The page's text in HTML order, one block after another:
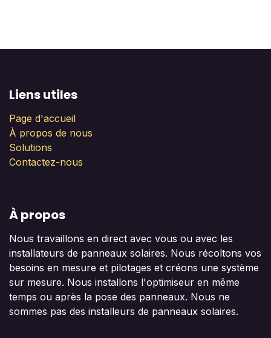
Liens utiles
Page d'accueil
À propos de nous
Solutions
Contactez-nous
À propos
Nous travaillons en direct avec vous ou avec les
installateurs de panneaux solaires. Nous récoltons vos
besoins en mesure et pilotages et créons une système
sur mesure. Nous installons l'optimiseur en même
temps ou après la pose des panneaux. Nous ne
sommes pas des installeurs de panneaux solaires.